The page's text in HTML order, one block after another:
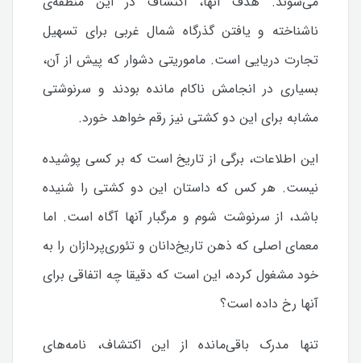
ناشناخته و یافتن گذرگاه شمال غربی برای تسهیل
تجارت دریایی است. ماموریتی دشوار که پیش از آن،
بسیاری در انجامش ناکام مانده بودند و سرنوشتی
مشابه برای این دو کشتی نیز رقم خواهد خورد.
این اطلاعات، برگی از تاریخ است که بر کسی پوشیده
نیست. هر کس که داستان این دو کشتی را شنیده
باشد، از سرنوشت شوم و مرگبار آنها آگاه است. اما
معمای اصلی که ذهن تاریخ‌دانان و تئوری‌پردازان را به
خود مشغول کرده، این است که دقیقا چه اتفاقی برای
آنها رخ داده است؟
تنها مدرک باقی‌مانده از این اکتشاف، نامه‌های